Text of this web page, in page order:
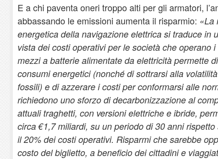
E a chi paventa oneri troppo alti per gli armatori,
abbassando le emissioni aumenta il risparmio: «La
energetica della navigazione elettrica si traduce in
vista dei costi operativi per le società che operano
mezzi a batterie alimentate da elettricità permette
consumi energetici (nonché di sottrarsi alla
fossili) e di azzerare i costi per conformarsi alle
richiedono uno sforzo di decarbonizzazione al
attuali traghetti, con versioni elettriche e ibride,
circa €1,7 miliardi, su un periodo di 30 anni
il 20% dei costi operativi. Risparmi che sarebbe
costo del biglietto, a beneficio dei cittadini e